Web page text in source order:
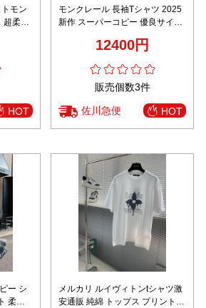
モン
超柔ら
HOT
モンクレール 長袖Tシャツ 2025
新作 スーパーコピー 優良サイト
用 シンプルデザイン 快適な着心
12400円
販売個数3件
佐川急便 HOT
ー シ
メルカリ ルイヴィトンtシャツ激
安通販 純綿 トップス プリント